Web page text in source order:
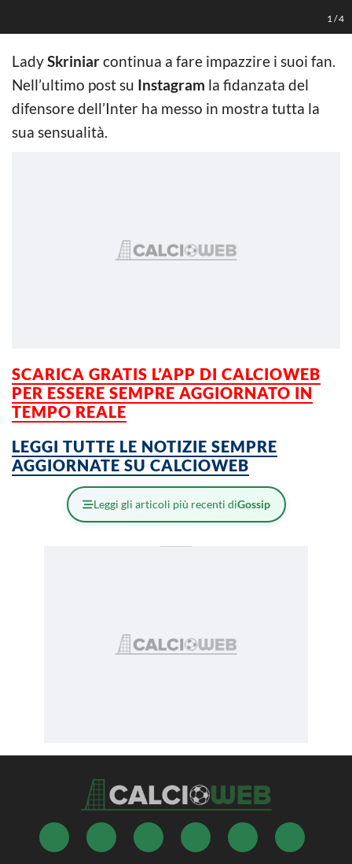
1 /4
LadySkriniarcontinua a fare impazzire i suoi fan.
Nell’ultimo post su Instagram la fidanzata del
difensore dell’Inter ha messo in mostra tutta la
sua sensualità.
SCARICA GRATIS L’APP DI CALCIOWEB
PER ESSERE SEMPRE AGGIORNATO IN
TEMPO REALE
LEGGI TUTTE LE NOTIZIE SEMPRE
AGGIORNATE SU CALCIOWEB
Leggi gli articoli più recenti diGossip